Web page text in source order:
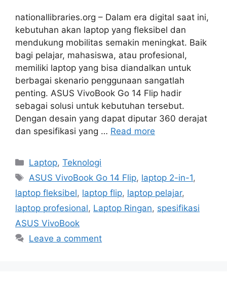
nationallibraries.org – Dalam era digital saat ini,
kebutuhan akan laptop yang fleksibel dan
mendukung mobilitas semakin meningkat. Baik
bagi pelajar, mahasiswa, atau profesional,
memiliki laptop yang bisa diandalkan untuk
berbagai skenario penggunaan sangatlah
penting. ASUS VivoBook Go 14 Flip hadir
sebagai solusi untuk kebutuhan tersebut.
Dengan desain yang dapat diputar 360 derajat
dan spesifikasi yang … Read more
Categories
Laptop,Teknologi
Tags
ASUS VivoBook Go 14 Flip, laptop 2-in-1,
laptop fleksibel, laptop flip, laptop pelajar,
laptop profesional, Laptop Ringan, spesifikasi
ASUS VivoBook
Leave a comment